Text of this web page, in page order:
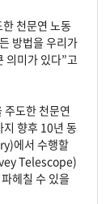
천문연 노동
방법을 우리가
의미가 있다”고
도한 천문연
향후 10년 동
에서 수행할
Telescope)
헤칠 수 있을